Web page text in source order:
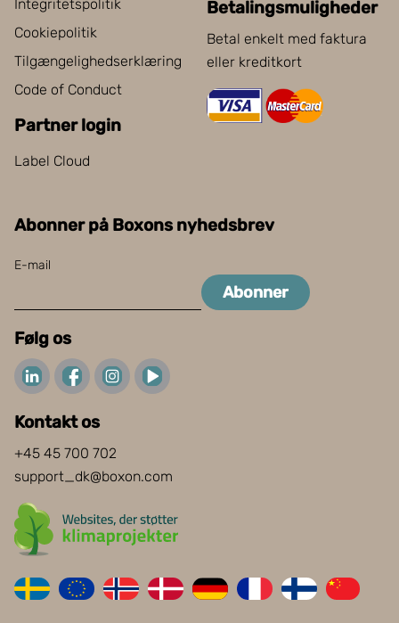
Integritetspolitik
Cookiepolitik
Tilgængelighedserklæring
Code of Conduct
Partner login
Label Cloud
Betalingsmuligheder
Betal enkelt med faktura
eller kreditkort
Abonner på Boxons nyhedsbrev
E-mail
Abonner
Følg os
Kontakt os
+45 45 700 702
support_dk@boxon.com